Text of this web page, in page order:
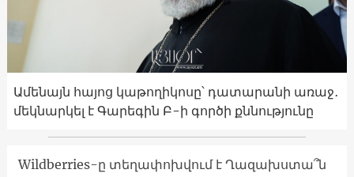
Ամենայն հայոց կաթողիկոսը՝ դատարանի առաջ․
մեկնարկել է Գարեգին Բ-ի գործի քննությունը
Wildberries-ը տեղափոխվում է Ղազախստա՞ն